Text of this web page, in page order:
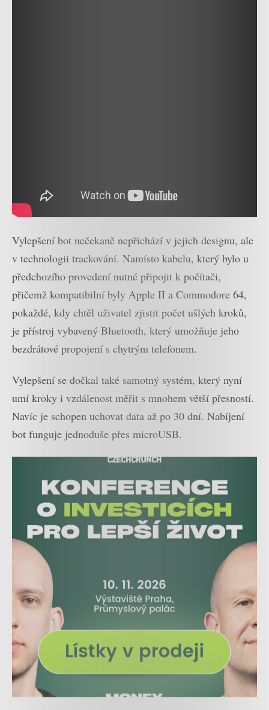
Vylepšení bot nečekaně nepřichází v jejich designu, ale
v technologii trackování. Namísto kabelu, který bylo u
předchozího provedení nutné připojit k počítači,
přičemž kompatibilní byly Apple II a Commodore 64,
pokaždé, kdy chtěl uživatel zjistit počet ušlých kroků,
je přístroj vybavený Bluetooth, který umožňuje jeho
bezdrátové propojení s chytrým telefonem.
Vylepšení se dočkal také samotný systém, který nyní
umí kroky i vzdálenost měřit s mnohem větší přesností.
Navíc je schopen uchovat data až po 30 dní. Nabíjení
bot funguje jednoduše přes microUSB.